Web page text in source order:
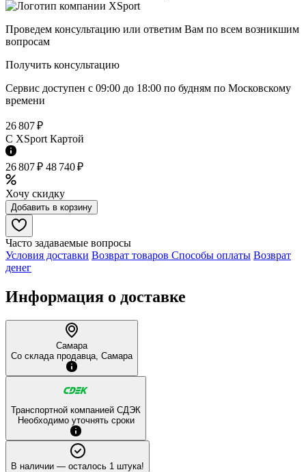
Проведем консультацию или ответим Вам по всем возникшим
вопросам
Получить консультацию
Сервис доступен с 09:00 до 18:00 по будням по Московcкому
времени
26 807 ₽
C XSport Картой
26 807 ₽ 48 740 ₽
Хочу скидку
Добавить в корзину
Часто задаваемые вопросы
Условия доставки Возврат товаров Способы оплаты Возврат
денег
Информация о доставке
Самара
Со склада продавца, Самара
Транспортной компанией СДЭК
Необходимо уточнять сроки
В наличии — осталось 1 штука!